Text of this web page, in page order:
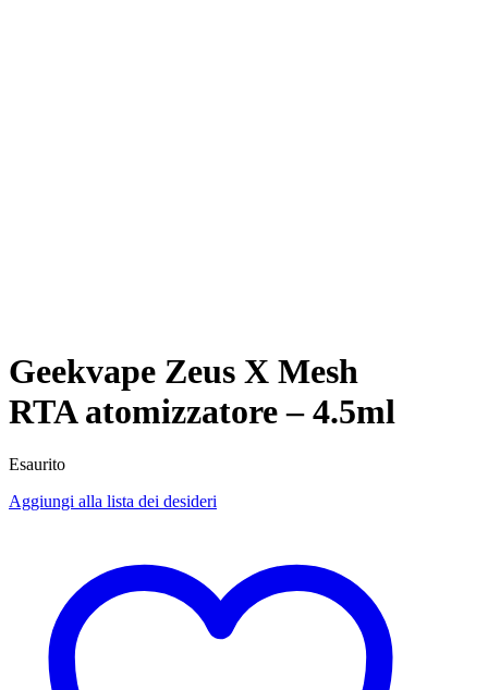
Geekvape Zeus X Mesh
RTA atomizzatore – 4.5ml
Esaurito
Aggiungi alla lista dei desideri